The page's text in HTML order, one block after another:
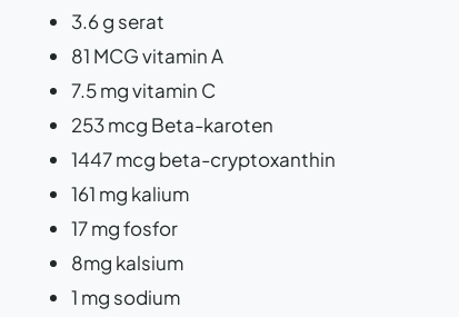
3.6 g serat
81 MCG vitamin A
7.5 mg vitamin C
253 mcg Beta-karoten
1447 mcg beta-cryptoxanthin
161 mg kalium
17 mg fosfor
8mg kalsium
1 mg sodium